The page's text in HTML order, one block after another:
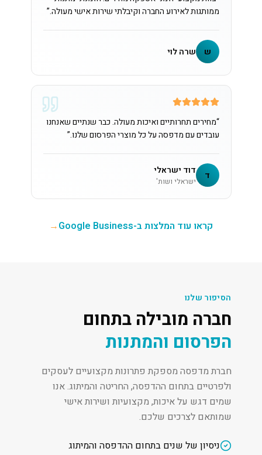
ממותגות לאירוע החברה וקיבלתי שירות אישי מעולה.”
ש שרה לוי
“מחירים תחרותיים ואיכות מעולה. כבר שנתיים שאנחנו
עובדים עם מדפסה על כל מוצרי הפרסום שלנו.”
ד דוד ישראלי
ישראלי ושות'
קראו עוד המלצות ב-Google Business →
הסיפור שלנו
חברה מובילה בתחום
הפרסום והמתנות
חברת מדפסה מספקת פתרונות מקצועיים לעסקים
ולפרטיים בתחום ההדפסה, החריטה והמיתוג. אנו
שמים דגש על איכות, מקצועיות ושירות אישי
שמותאם לצרכים שלכם.
ניסיון של שנים בתחום ההדפסה והמיתוג